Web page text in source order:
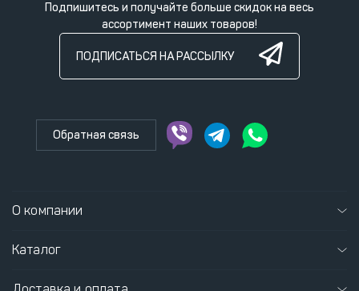
Подпишитесь и получайте больше скидок на весь
ассортимент наших товаров!
ПОДПИСАТЬСЯ НА РАССЫЛКУ
Обратная связь
О компании
Каталог